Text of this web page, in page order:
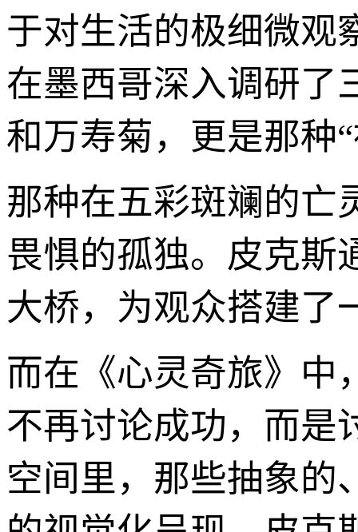
于对生活的极细微观
在墨西哥深入调研了
和万寿菊，更是那种
那种在五彩斑斓的亡
畏惧的孤独。皮克斯
大桥，为观众搭建了
而在《心灵奇旅》中
不再讨论成功，而是
空间里，那些抽象的